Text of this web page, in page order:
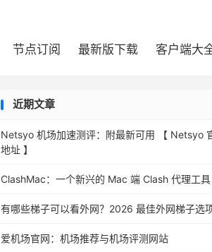
节点订阅 最新版下载 客户端大
近期文章
Netsyo 机场加速测评：附最新可用 【 Netsyo
地址 】
ClashMac：一个新兴的 Mac 端 Clash 代理工具
有哪些梯子可以看外网？2026 最佳外网梯子选
爱机场官网：机场推荐与机场评测网站